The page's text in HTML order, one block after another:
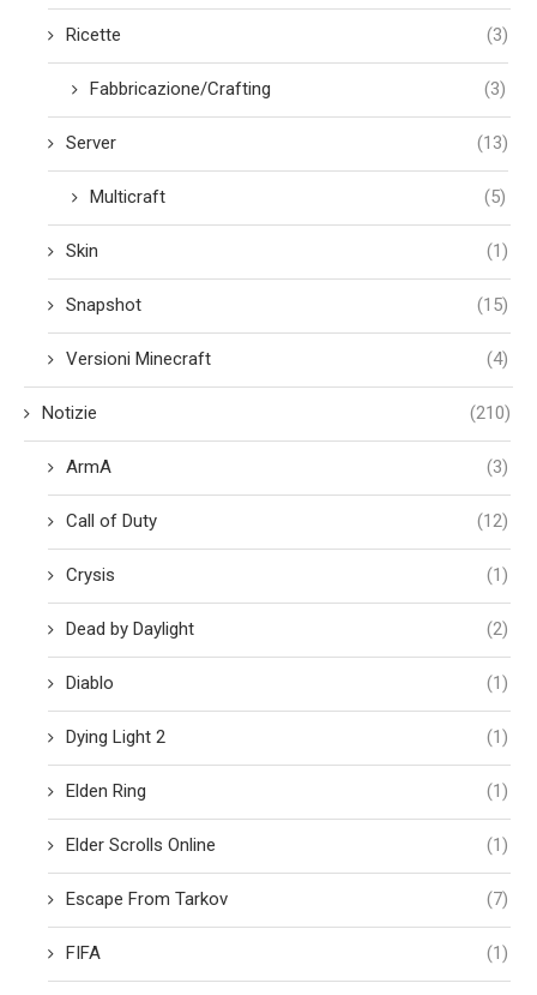
Ricette (3)
Fabbricazione/Crafting (3)
Server (13)
Multicraft (5)
Skin (1)
Snapshot (15)
Versioni Minecraft (4)
Notizie (210)
ArmA (3)
Call of Duty (12)
Crysis (1)
Dead by Daylight (2)
Diablo (1)
Dying Light 2 (1)
Elden Ring (1)
Elder Scrolls Online (1)
Escape From Tarkov (7)
FIFA (1)